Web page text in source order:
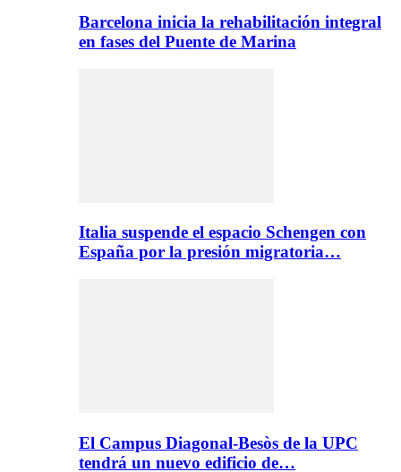
Barcelona inicia la rehabilitación integral
en fases del Puente de Marina
Italia suspende el espacio Schengen con
España por la presión migratoria…
El Campus Diagonal-Besòs de la UPC
tendrá un nuevo edificio de…